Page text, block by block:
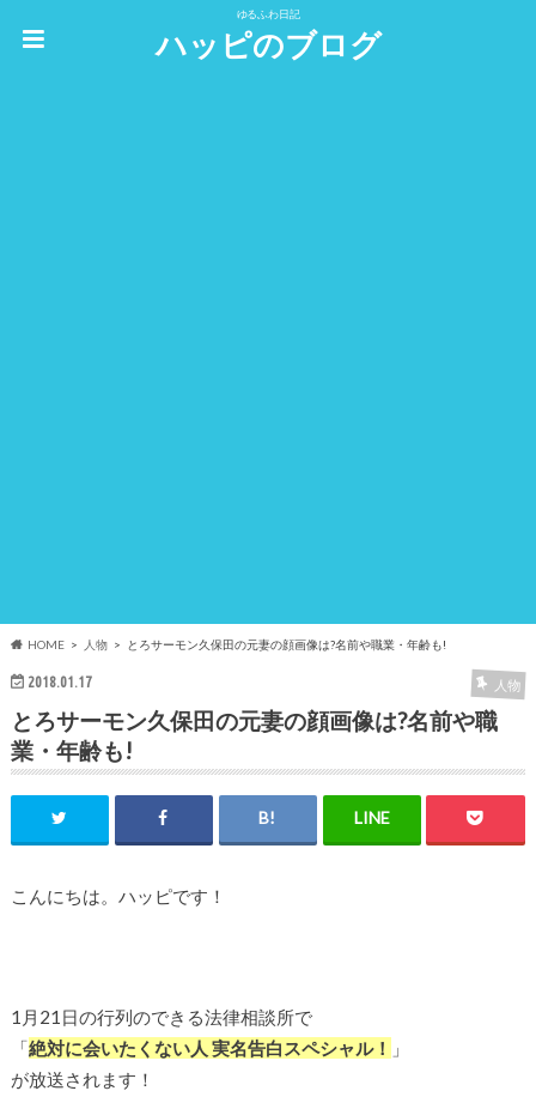
ゆるふわ日記
ハッピのブログ
HOME 人物 とろサーモン久保田の元妻の顔画像は?名前や職業・年齢も!
2018.01.17 人物
とろサーモン久保田の元妻の顔画像は?名前や職
業・年齢も!
こんにちは。ハッピです！
1月21日の行列のできる法律相談所で
「絶対に会いたくない人 実名告白スペシャル！
」
が放送されます！